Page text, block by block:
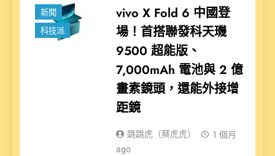
新聞
科技派
vivo X Fold 6 中國登
場！首搭聯發科天璣
9500 超能版、
7,000mAh 電池與 2 億
畫素鏡頭，還能外接增
距鏡
跳跳虎（蔡虎虎）
1 個月
ago